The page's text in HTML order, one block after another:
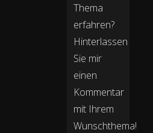
Thema
erfahren?
Hinterlassen
Sie mir
einen
Kommentar
mit Ihrem
Wunschthema!